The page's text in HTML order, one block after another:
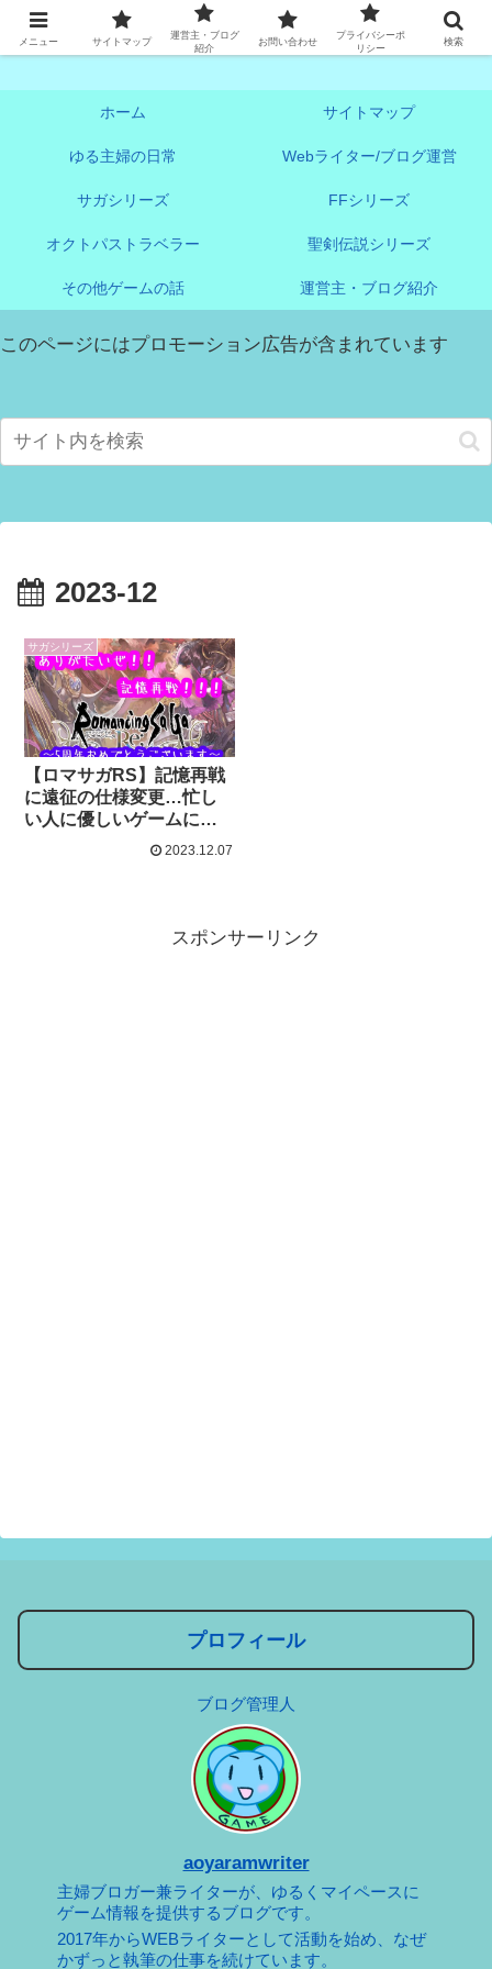
アオヤンログ《ゲームブログ中心》
ホーム サイトマップ
ゆる主婦の日常 Webライター/ブログ運営
サガシリーズ FFシリーズ
オクトパストラベラー 聖剣伝説シリーズ
その他ゲームの話 運営主・ブログ紹介
このページにはプロモーション広告が含まれています
2023-12
サガシリーズ
【ロマサガRS】記憶再戦
に遠征の仕様変更…忙し
い人に優しいゲームにな
りすぎｗ【祝5周年】
2023.12.07
スポンサーリンク
プロフィール
ブログ管理人
aoyaramwriter
主婦ブロガー兼ライターが、ゆるくマイペースに
ゲーム情報を提供するブログです。
2017年からWEBライターとして活動を始め、なぜ
かずっと執筆の仕事を続けています。
メニュー サイトマップ
運営主・ブログ
紹介
お問い合わせ
プライバシーポ
リシー
検索